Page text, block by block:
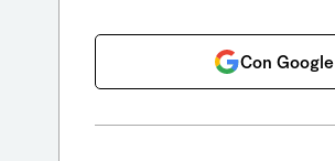
Con Google